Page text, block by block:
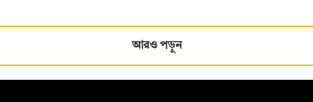
আরও পড়ুন